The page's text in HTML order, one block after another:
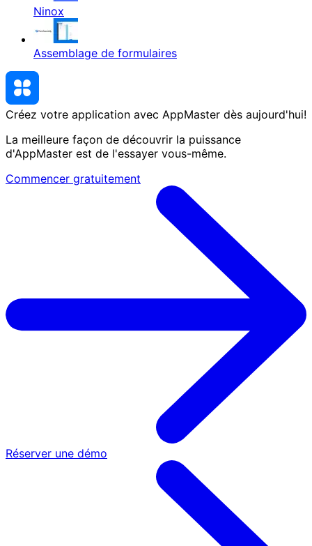
Ninox
Assemblage de formulaires
Créez votre application avec AppMaster dès aujourd'hui!
La meilleure façon de découvrir la puissance
d'AppMaster est de l'essayer vous-même.
Commencer gratuitement
Réserver une démo